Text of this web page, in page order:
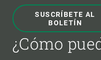
SUSCRÍBETE AL
BOLETÍN
¿Cómo